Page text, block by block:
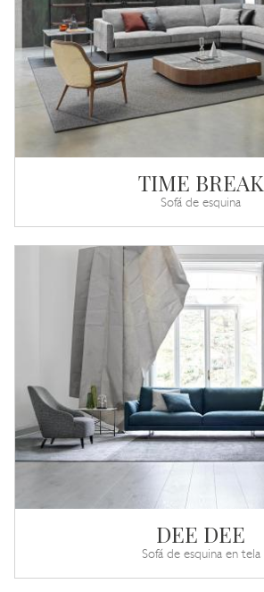
TIME BREAK
Sofá de esquina
DEE DEE
Sofá de esquina en tela